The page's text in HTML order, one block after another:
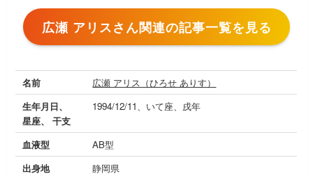
広瀬 アリスさん関連の記事一覧を見る
名前
広瀬 アリス（ひろせ ありす）
生年月日、
星座、 干支
1994/12/11、いて座、戌年
血液型
AB型
出身地
静岡県